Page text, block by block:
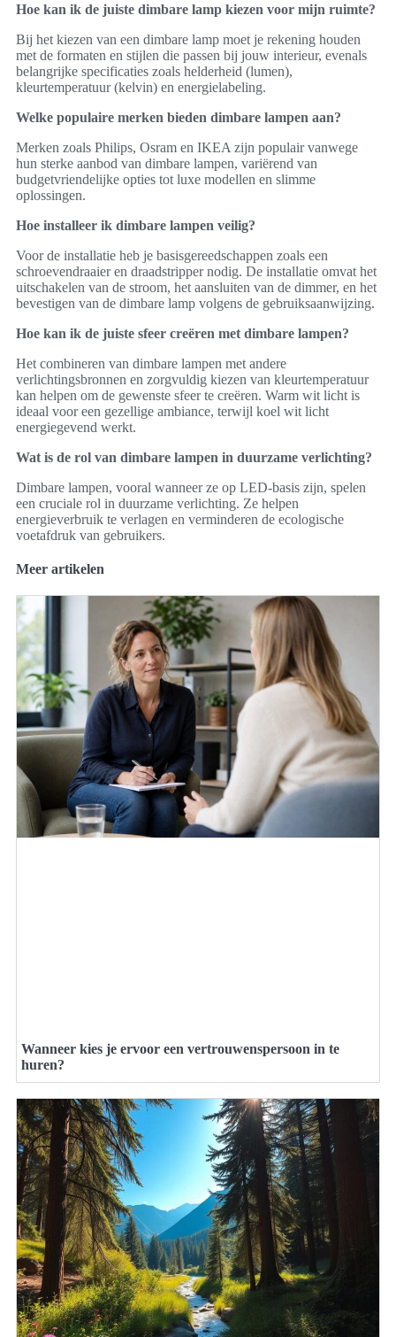
Hoe kan ik de juiste dimbare lamp kiezen voor mijn ruimte?
Bij het kiezen van een dimbare lamp moet je rekening houden
met de formaten en stijlen die passen bij jouw interieur, evenals
belangrijke specificaties zoals helderheid (lumen),
kleurtemperatuur (kelvin) en energielabeling.
Welke populaire merken bieden dimbare lampen aan?
Merken zoals Philips, Osram en IKEA zijn populair vanwege
hun sterke aanbod van dimbare lampen, variërend van
budgetvriendelijke opties tot luxe modellen en slimme
oplossingen.
Hoe installeer ik dimbare lampen veilig?
Voor de installatie heb je basisgereedschappen zoals een
schroevendraaier en draadstripper nodig. De installatie omvat het
uitschakelen van de stroom, het aansluiten van de dimmer, en het
bevestigen van de dimbare lamp volgens de gebruiksaanwijzing.
Hoe kan ik de juiste sfeer creëren met dimbare lampen?
Het combineren van dimbare lampen met andere
verlichtingsbronnen en zorgvuldig kiezen van kleurtemperatuur
kan helpen om de gewenste sfeer te creëren. Warm wit licht is
ideaal voor een gezellige ambiance, terwijl koel wit licht
energiegevend werkt.
Wat is de rol van dimbare lampen in duurzame verlichting?
Dimbare lampen, vooral wanneer ze op LED-basis zijn, spelen
een cruciale rol in duurzame verlichting. Ze helpen
energieverbruik te verlagen en verminderen de ecologische
voetafdruk van gebruikers.
Meer artikelen
Wanneer kies je ervoor een vertrouwenspersoon in te
huren?